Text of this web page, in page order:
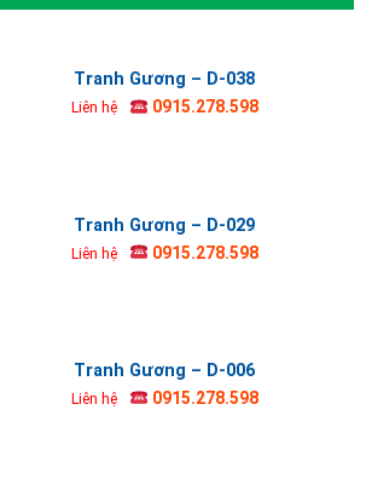
Tranh Gương – D-038
Liên hệ 0915.278.598
Tranh Gương – D-029
Liên hệ 0915.278.598
Tranh Gương – D-006
Liên hệ 0915.278.598